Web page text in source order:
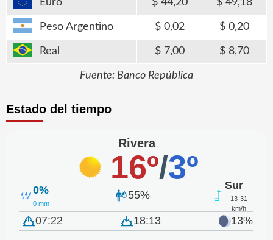
Euro 44,20 49,18
Peso Argentino 0,02 0,20
Real 7,00 8,70
Fuente: Banco República
Estado del tiempo
Rivera
16º/3º
0%
0 mm
55%
Sur
13-31
km/h
07:22 18:13 13%